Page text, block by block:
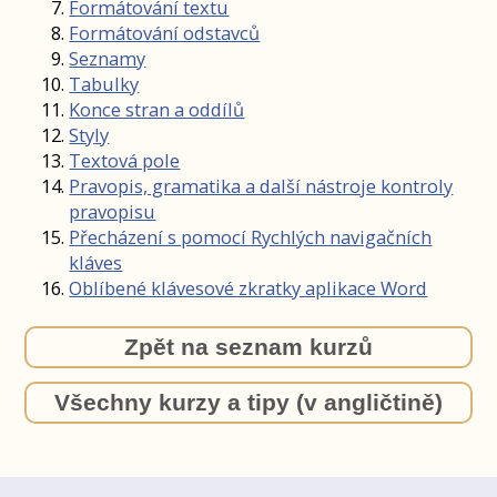
Formátování textu
Formátování odstavců
Seznamy
Tabulky
Konce stran a oddílů
Styly
Textová pole
Pravopis, gramatika a další nástroje kontroly
pravopisu
Přecházení s pomocí Rychlých navigačních
kláves
Oblíbené klávesové zkratky aplikace Word
Zpět na seznam kurzů
Všechny kurzy a tipy (v angličtině)